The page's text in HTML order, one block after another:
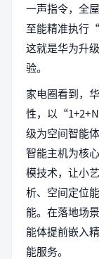
一声指令，全
至能精准执行
这就是华为升
验。
家电圈看到，
性，以
级为空间智能
智能主机为核
模技术，让小
析、空间定位
能。在落地场
能体提前嵌入
能服务。